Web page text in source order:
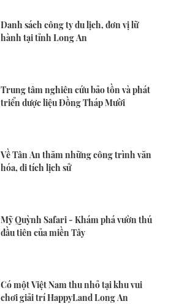
Danh sách công ty du lịch, đơn vị lữ
hành tại tỉnh Long An
Trung tâm nghiên cứu bảo tồn và phát
triển dược liệu Đồng Tháp Mười
Về Tân An thăm những công trình văn
hóa, di tích lịch sử
Mỹ Quỳnh Safari - Khám phá vườn thú
đầu tiên của miền Tây
Có một Việt Nam thu nhỏ tại khu vui
chơi giải trí HappyLand Long An